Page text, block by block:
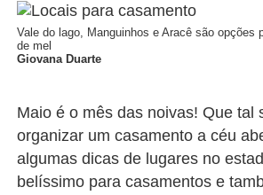
Vale do lago, Manguinhos e Aracê são opções
de mel
Giovana Duarte
Maio é o mês das noivas! Que tal
organizar um casamento a céu
algumas dicas de lugares no
belíssimo para casamentos e